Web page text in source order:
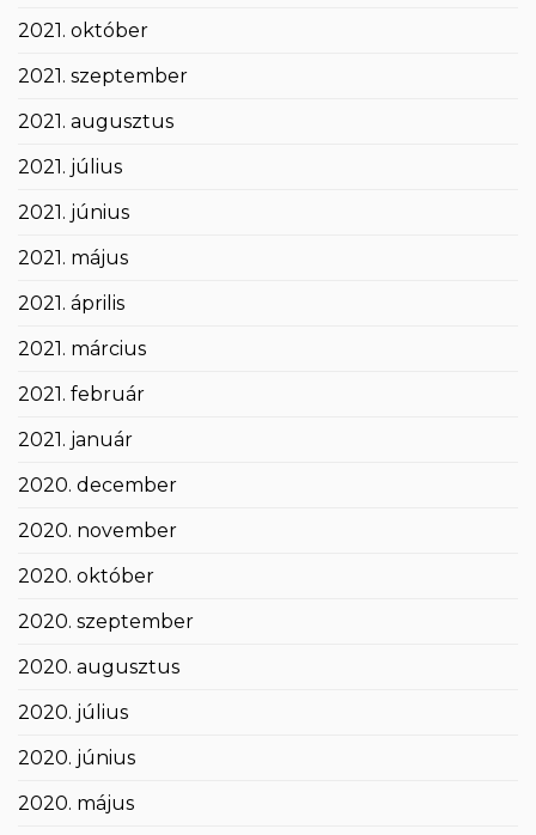
2021. október
2021. szeptember
2021. augusztus
2021. július
2021. június
2021. május
2021. április
2021. március
2021. február
2021. január
2020. december
2020. november
2020. október
2020. szeptember
2020. augusztus
2020. július
2020. június
2020. május